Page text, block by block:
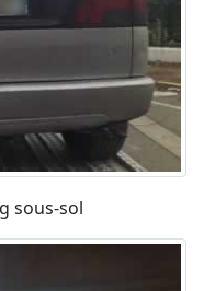
sous-sol